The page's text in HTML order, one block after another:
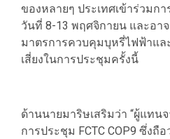
ของหลายๆ ประเทศเข้าร่วมก
วันที่ 8-13 พฤศจิกายน และอา
มาตรการควบคุมบุหรี่ไฟฟ้าแ
เสี่ยงในการประชุมครั้งนี้
ด้านนายมาริษเสริมว่า “ผู้แทน
การประชุม FCTC COP9 ซึ่ง